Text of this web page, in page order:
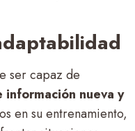
ser capaz de
nueva y
en su entrenamiento,